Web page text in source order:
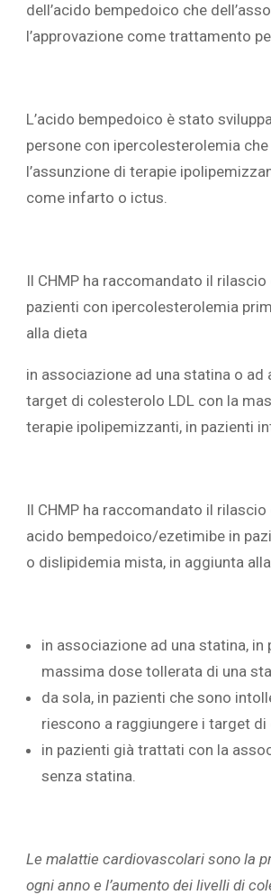
dell’acido bempedoico che
l’approvazione come trattamento
L’acido bempedoico è stato
persone con ipercolesterolemia
l’assunzione di terapie
come infarto o ictus.
Il CHMP ha raccomandato il
pazienti con ipercolesterolemia
alla dieta
in associazione ad una statina o
target di colesterolo LDL con la
terapie ipolipemizzanti, in pazienti
Il CHMP ha raccomandato il
acido bempedoico/ezetimibe in
o dislipidemia mista, in aggiunta
in associazione ad una statina,
massima dose tollerata di una
da sola, in pazienti che sono
riescono a raggiungere i target
in pazienti già trattati con la
senza statina.
Le malattie cardiovascolari sono la
ogni anno e l’aumento dei livelli di